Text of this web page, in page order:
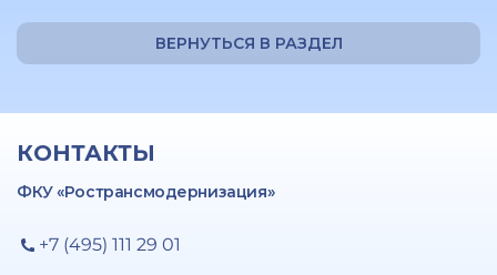
ВЕРНУТЬСЯ В РАЗДЕЛ
КОНТАКТЫ
ФКУ «Ространсмодернизация»
+7 (495) 111 29 01